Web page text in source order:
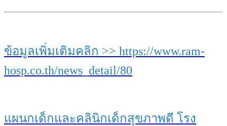
ข้อมูลเพิ่มเติมคลิก >> https://www.ram-
hosp.co.th/news_detail/80
แผนกเด็กและคลินิกเด็กสุขภาพดี โรง